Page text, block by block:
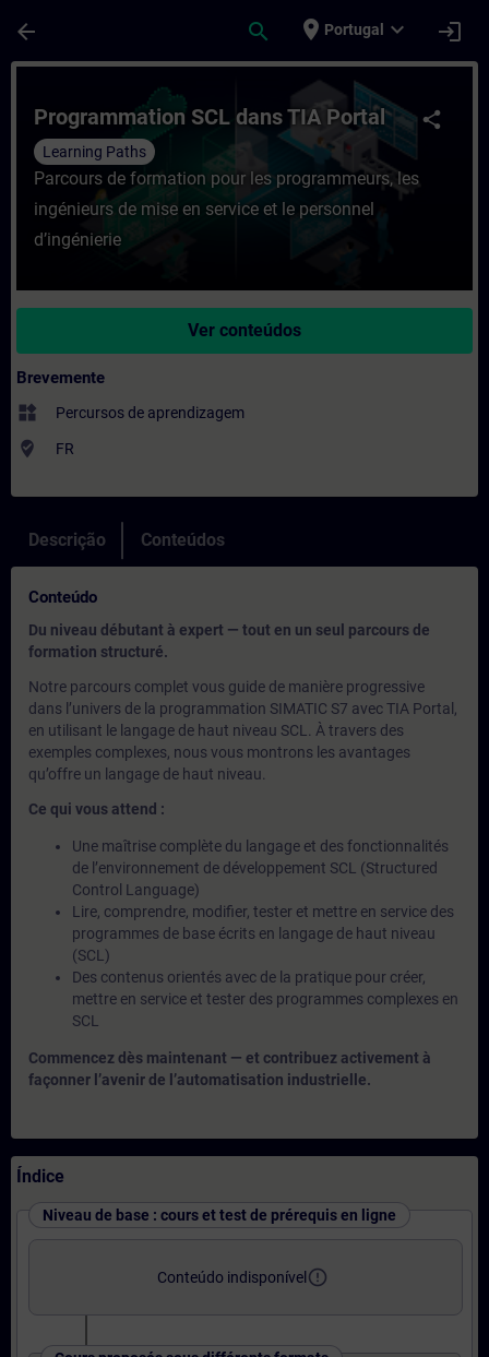
arrow_back search place Portugal expand_more login
Curso - Programmation SCL dans TIA
share
Programmation SCL dans TIA Portal
Learning Paths
Parcours de formation pour les programmeurs, les
ingénieurs de mise en service et le personnel
d’ingénierie
Ver conteúdos
Brevemente
widgets Percursos de aprendizagem
where_to_vote FR
Descrição Conteúdos
Conteúdo
Du niveau débutant à expert — tout en un seul parcours de
formation structuré.
Notre parcours complet vous guide de manière progressive
dans l’univers de la programmation SIMATIC S7 avec TIA Portal,
en utilisant le langage de haut niveau SCL. À travers des
exemples complexes, nous vous montrons les avantages
qu’offre un langage de haut niveau.
Ce qui vous attend :
Une maîtrise complète du langage et des fonctionnalités
de l’environnement de développement SCL (Structured
Control Language)
Lire, comprendre, modifier, tester et mettre en service des
programmes de base écrits en langage de haut niveau
(SCL)
Des contenus orientés avec de la pratique pour créer,
mettre en service et tester des programmes complexes en
SCL
Commencez dès maintenant — et contribuez activement à
façonner l’avenir de l’automatisation industrielle.
Índice
Niveau de base : cours et test de prérequis en ligne
Conteúdo indisponível error_outline